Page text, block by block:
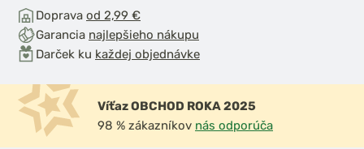
Doprava od 2,99 €
Garancia najlepšieho nákupu
Darček ku každej objednávke
Víťaz OBCHOD ROKA 2025
98 % zákazníkov nás odporúča